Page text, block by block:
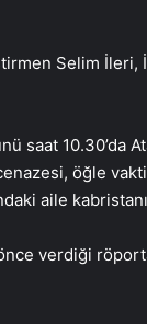
Selim İleri,
saat 10.30’da
öğle
aile
verdiği